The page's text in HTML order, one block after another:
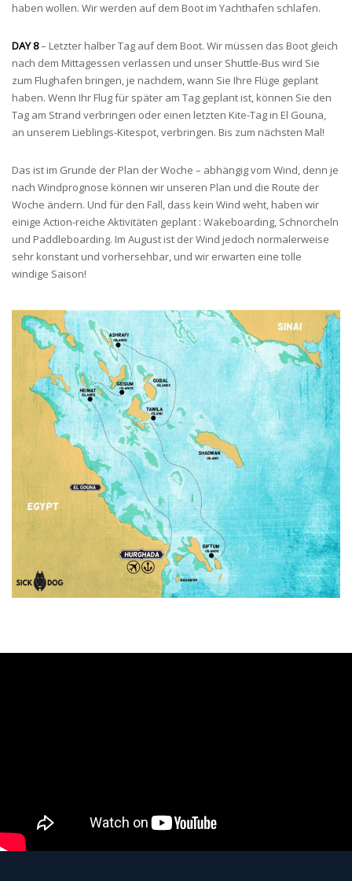
haben wollen. Wir werden auf dem Boot im Yachthafen schlafen.
DAY 8– Letzter halber Tag auf dem Boot. Wir müssen das Boot gleich
nach dem Mittagessen verlassen und unser Shuttle-Bus wird Sie
zum Flughafen bringen, je nachdem, wann Sie Ihre Flüge geplant
haben. Wenn Ihr Flug für später am Tag geplant ist, können Sie den
Tag am Strand verbringen oder einen letzten Kite-Tag in El Gouna,
an unserem Lieblings-Kitespot, verbringen. Bis zum nächsten Mal!
Das ist im Grunde der Plan der Woche – abhängig vom Wind, denn je
nach Windprognose können wir unseren Plan und die Route der
Woche ändern. Und für den Fall, dass kein Wind weht, haben wir
einige Action-reiche Aktivitäten geplant : Wakeboarding, Schnorcheln
und Paddleboarding. Im August ist der Wind jedoch normalerweise
sehr konstant und vorhersehbar, und wir erwarten eine tolle
windige Saison!